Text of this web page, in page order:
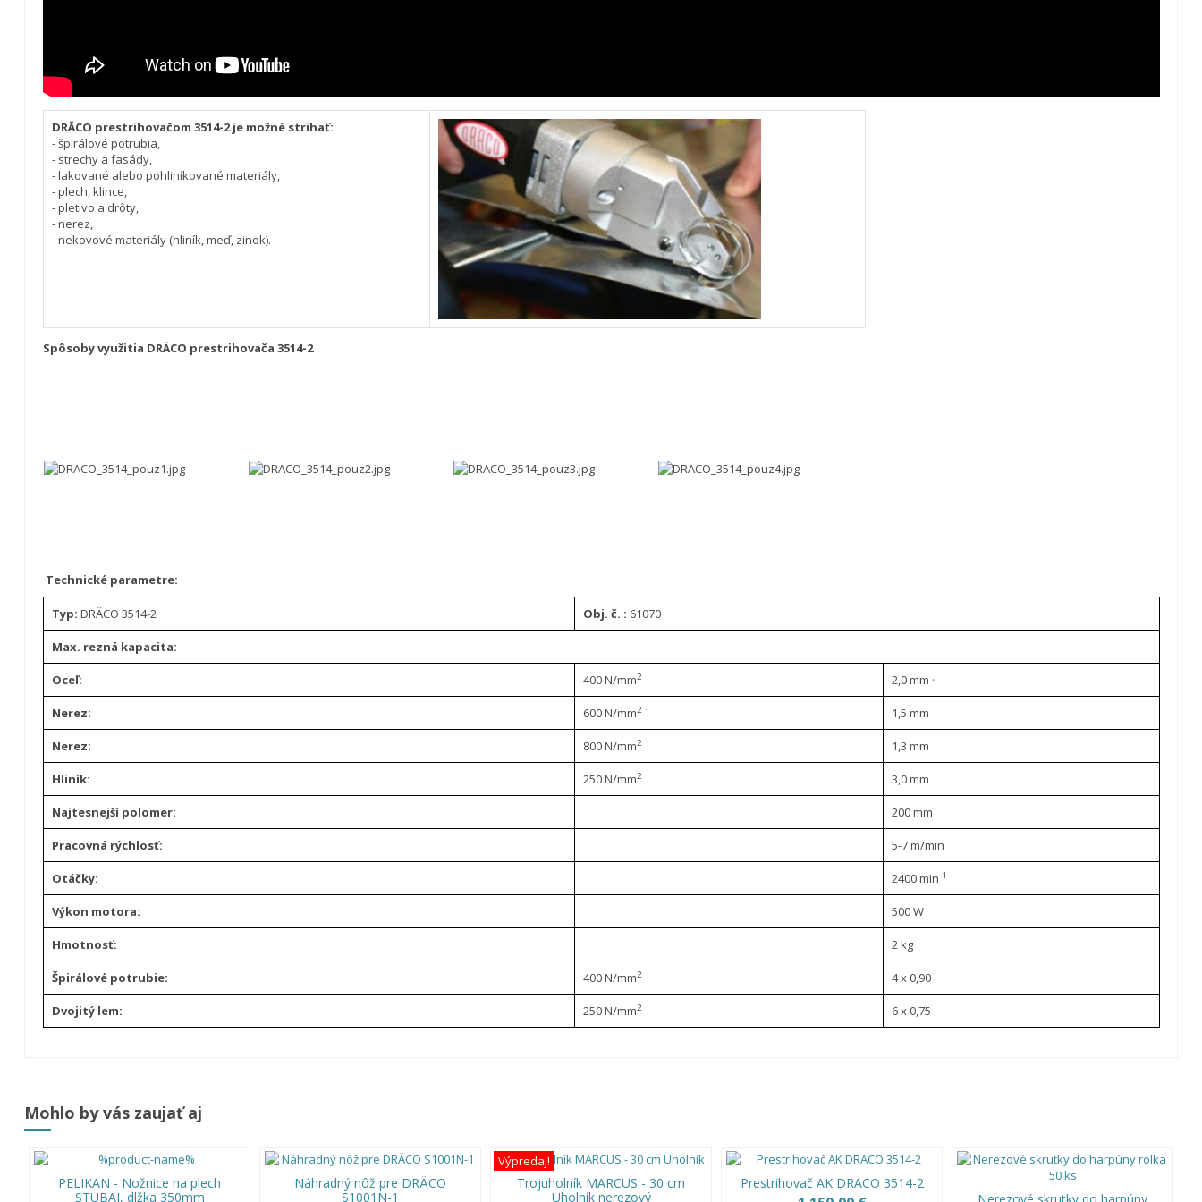
DRÄCO prestrihovačom 3514-2 je možné strihať:
- špirálové potrubia,
- strechy a fasády,
- lakované alebo pohliníkované materiály,
- plech, klince,
- pletivo a drôty,
- nerez,
- nekovové materiály (hliník, meď, zinok).
Spôsoby využitia DRÄCO prestrihovača 3514-2
Technické parametre:
Typ: DRÄCO 3514-2 Obj. č. : 61070
Max. rezná kapacita:
Oceľ: 400 N/mm2 2,0 mm ·
Nerez: 600 N/mm2 · 1,5 mm
Nerez: 800 N/mm2 1,3 mm
Hliník: 250 N/mm2 3,0 mm
Najtesnejší polomer: 200 mm
Pracovná rýchlosť: 5-7 m/min
Otáčky: 2400 min-1
Výkon motora: 500 W
Hmotnosť: 2 kg
Špirálové potrubie: 400 N/mm2 4 x 0,90
Dvojitý lem: 250 N/mm2 6 x 0,75
Mohlo by vás zaujať aj
PELIKAN - Nožnice na plech
STUBAI, dlžka 350mm
Náhradný nôž pre DRÄCO
S1001N-1
Výpredaj!
Trojuholník MARCUS - 30 cm
Uholník nerezový
Prestrihovač AK DRACO 3514-2